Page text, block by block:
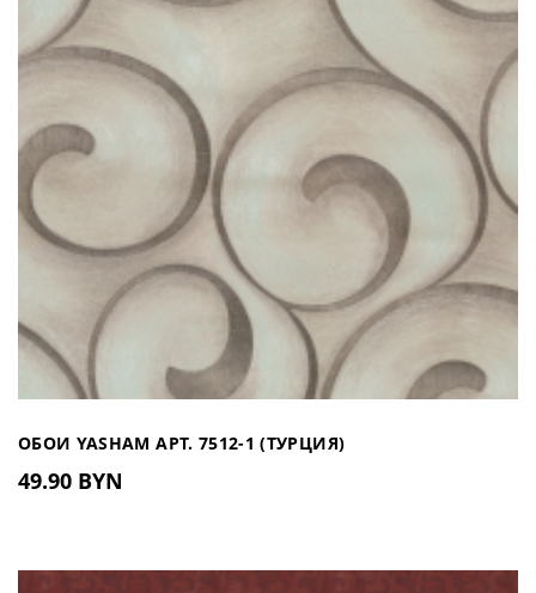
ОБОИ YASHAM АРТ. 7512-1 (ТУРЦИЯ)
49.90 BYN